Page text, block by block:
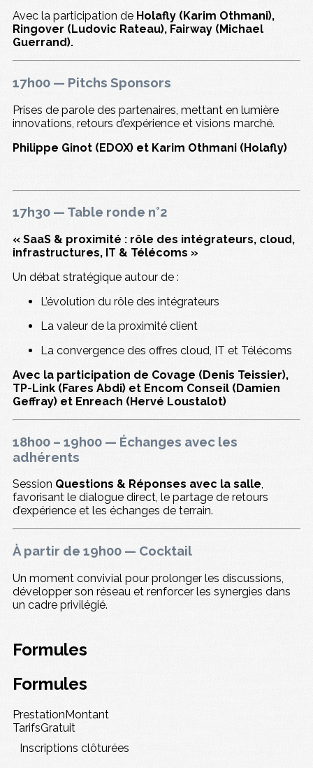
Avec la participation de Holafly (Karim Othmani),
Ringover (Ludovic Rateau), Fairway (Michael
Guerrand).
17h00 — Pitchs Sponsors
Prises de parole des partenaires, mettant en lumière
innovations, retours d’expérience et visions marché.
Philippe Ginot (EDOX) et Karim Othmani (Holafly)
17h30 — Table ronde n°2
« SaaS & proximité : rôle des intégrateurs, cloud,
infrastructures, IT & Télécoms »
Un débat stratégique autour de :
L’évolution du rôle des intégrateurs
La valeur de la proximité client
La convergence des offres cloud, IT et Télécoms
Avec la participation de Covage (Denis Teissier),
TP-Link (Fares Abdi) et Encom Conseil (Damien
Geffray) et Enreach (Hervé Loustalot)
18h00 – 19h00 — Échanges avec les
adhérents
Session Questions & Réponses avec la salle,
favorisant le dialogue direct, le partage de retours
d’expérience et les échanges de terrain.
À partir de 19h00 — Cocktail
Un moment convivial pour prolonger les discussions,
développer son réseau et renforcer les synergies dans
un cadre privilégié.
Formules
Formules
PrestationMontant
TarifsGratuit
Inscriptions clôturées